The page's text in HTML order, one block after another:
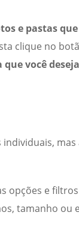
e pastas
clique no
que você
opções e
tamanho ou